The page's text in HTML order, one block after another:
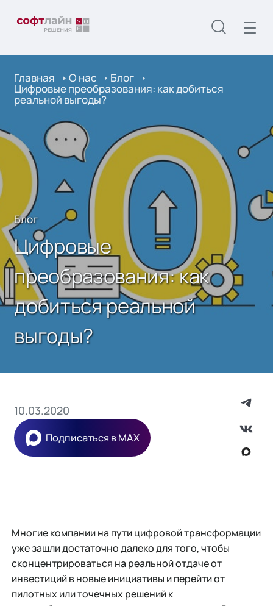
Главная О нас Блог
Цифровые преобразования: как добиться
реальной выгоды?
Блог
Цифровые
преобразования: как
добиться реальной
выгоды?
10.03.2020
Подписаться в MAX
Многие компании на пути цифровой трансформации
уже зашли достаточно далеко для того, чтобы
сконцентрироваться на реальной отдаче от
инвестиций в новые инициативы и перейти от
пилотных или точечных решений к